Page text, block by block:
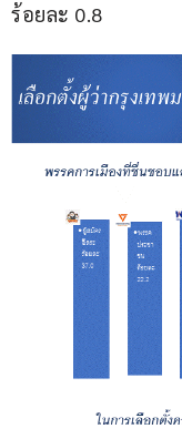
ร้อยละ 0.8